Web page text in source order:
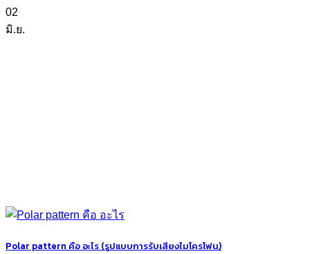
02
มิ.ย.
Polar pattern คือ อะไร (รูปแบบการรับเสียงไมโครโฟน)